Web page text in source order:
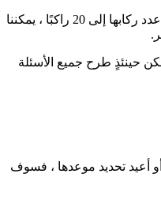
لنسبة للمجموعات الكبيرة التي يصل عدد ركابها إلى 20 راكبًا ، يمكننا
حينئذٍ طرح جميع الأسئلة
أو أعيد تحديد موعدها ، فسوف